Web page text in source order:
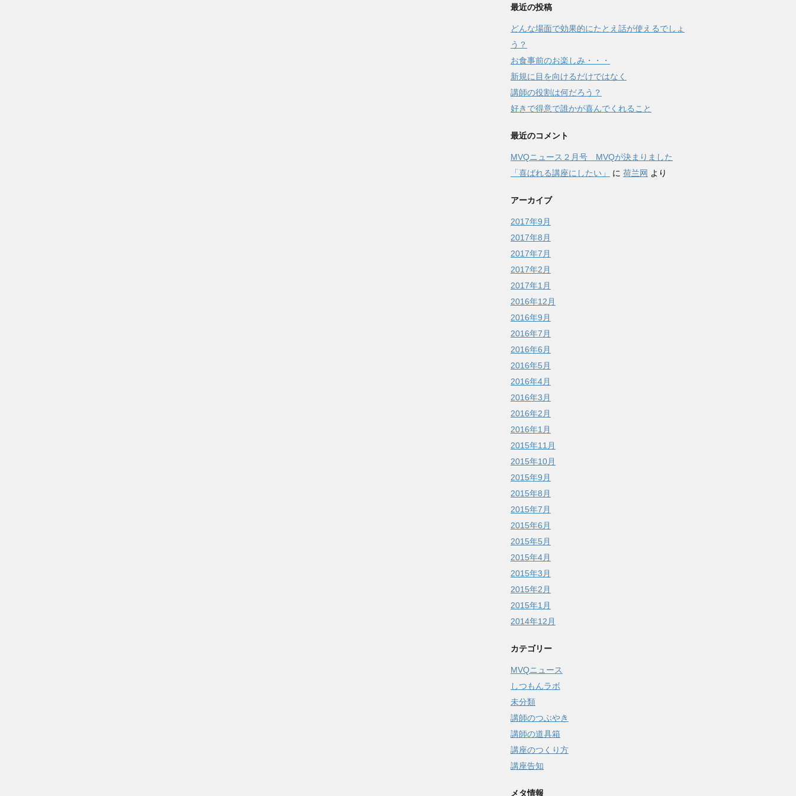
最近の投稿
どんな場面で効果的にたとえ話が使えるでしょ
う？
お食事前のお楽しみ・・・
新規に目を向けるだけではなく
講師の役割は何だろう？
好きで得意で誰かが喜んでくれること
最近のコメント
MVQニュース２月号 MVQが決まりました
「喜ばれる講座にしたい」
に 荷兰网 より
アーカイブ
2017年9月
2017年8月
2017年7月
2017年2月
2017年1月
2016年12月
2016年9月
2016年7月
2016年6月
2016年5月
2016年4月
2016年3月
2016年2月
2016年1月
2015年11月
2015年10月
2015年9月
2015年8月
2015年7月
2015年6月
2015年5月
2015年4月
2015年3月
2015年2月
2015年1月
2014年12月
カテゴリー
MVQニュース
しつもんラボ
未分類
講師のつぶやき
講師の道具箱
講座のつくり方
講座告知
メタ情報